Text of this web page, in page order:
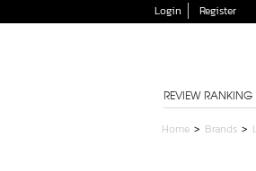
Login Register
REVIEW RANKING
Home > Brands >